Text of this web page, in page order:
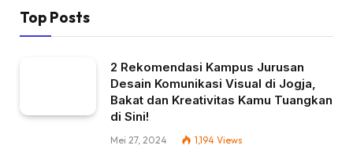
Top Posts
2 Rekomendasi Kampus Jurusan
Desain Komunikasi Visual di Jogja,
Bakat dan Kreativitas Kamu Tuangkan
di Sini!
Mei 27, 2024 1,194 Views